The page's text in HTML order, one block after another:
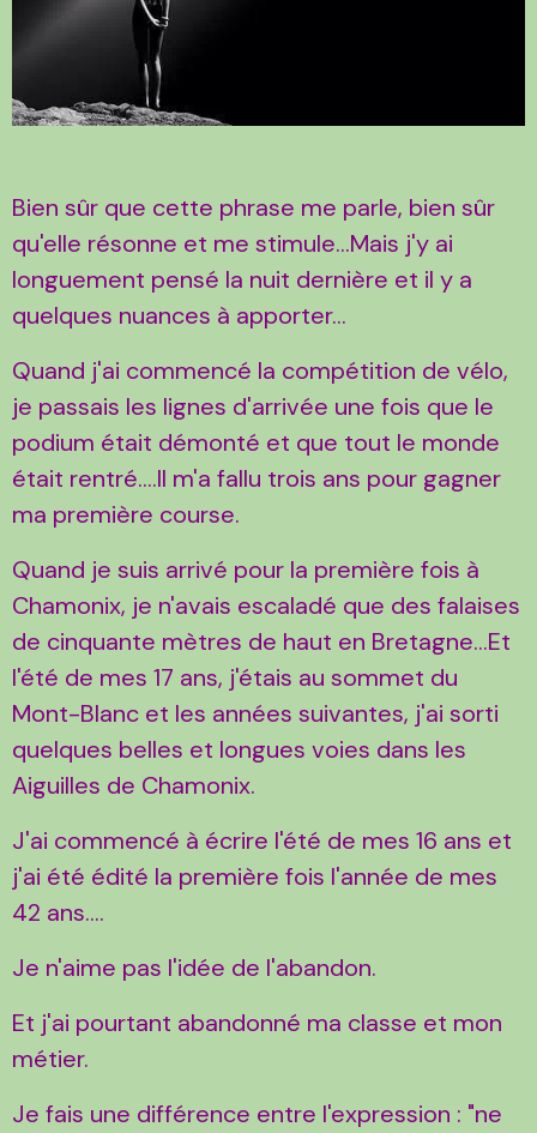
Bien sûr que cette phrase me parle, bien sûr
qu'elle résonne et me stimule...Mais j'y ai
longuement pensé la nuit dernière et il y a
quelques nuances à apporter...
Quand j'ai commencé la compétition de vélo,
je passais les lignes d'arrivée une fois que le
podium était démonté et que tout le monde
était rentré....Il m'a fallu trois ans pour gagner
ma première course.
Quand je suis arrivé pour la première fois à
Chamonix, je n'avais escaladé que des falaises
de cinquante mètres de haut en Bretagne...Et
l'été de mes 17 ans, j'étais au sommet du
Mont-Blanc et les années suivantes, j'ai sorti
quelques belles et longues voies dans les
Aiguilles de Chamonix.
J'ai commencé à écrire l'été de mes 16 ans et
j'ai été édité la première fois l'année de mes
42 ans....
Je n'aime pas l'idée de l'abandon.
Et j'ai pourtant abandonné ma classe et mon
métier.
Je fais une différence entre l'expression : "ne